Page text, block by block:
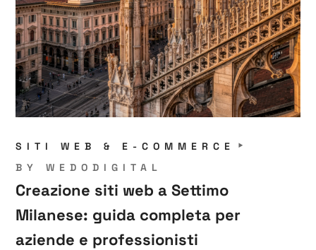
SITI WEB & E-COMMERCE
BYWEDODIGITAL
Creazione siti web a Settimo
Milanese: guida completa per
aziende e professionisti